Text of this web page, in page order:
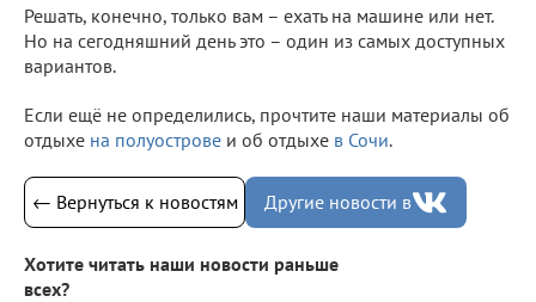
Решать, конечно, только вам – ехать на машине или нет.
Но на сегодняшний день это – один из самых доступных
вариантов.
Если ещё не определились, прочтите наши материалы об
отдыхе на полуострове и об отдыхе в Сочи.
← Вернуться к новостям Другие новости в
Хотите читать наши новости раньше
всех?